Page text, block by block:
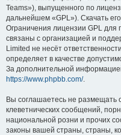
Teams»), выпущенного по
дальнейшем «GPL»). Скачать
Ограничения лицензии GPL для
связаны с организацией и
Limited не несёт
определяет в качестве
За дополнительной
https://www.phpbb.com/.
Вы соглашаетесь не размещать
клеветнических сообщений,
национальной розни и прочих
законы вашей страны, страны,